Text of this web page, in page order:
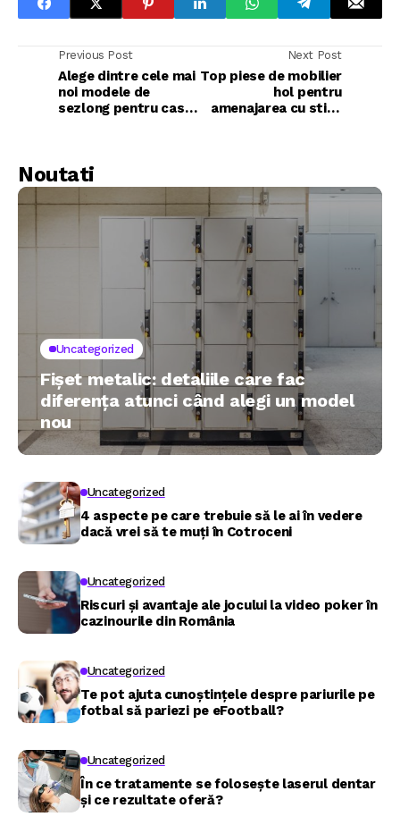
Previous Post
Alege dintre cele mai
noi modele de
sezlong pentru casa
Next Post
Top piese de mobilier
hol pentru
amenajarea cu stil a
Noutati
Uncategorized
Fișet metalic: detaliile care fac
diferența atunci când alegi un model
nou
Uncategorized
4 aspecte pe care trebuie să le ai în vedere
dacă vrei să te muți în Cotroceni
Uncategorized
Riscuri și avantaje ale jocului la video poker în
cazinourile din România
Uncategorized
Te pot ajuta cunoștințele despre pariurile pe
fotbal să pariezi pe eFootball?
Uncategorized
În ce tratamente se folosește laserul dentar
și ce rezultate oferă?